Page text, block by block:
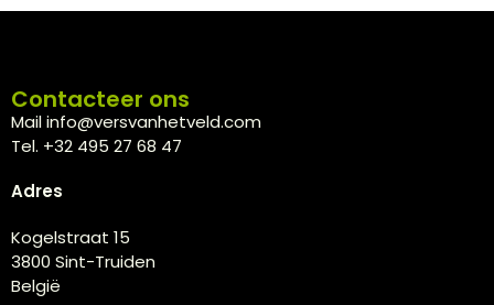
Contacteer ons
Mail info@versvanhetveld.com
Tel. +32 495 27 68 47
Adres
Kogelstraat 15
3800 Sint-Truiden
België